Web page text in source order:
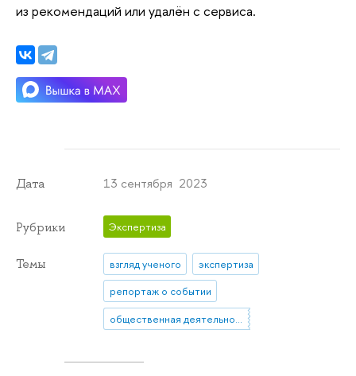
из рекомендаций или удалён с сервиса.
Дата 13 сентября 2023
Рубрики Экспертиза
Темы взгляд ученого
экспертиза
репортаж о событии
общественная деятельность